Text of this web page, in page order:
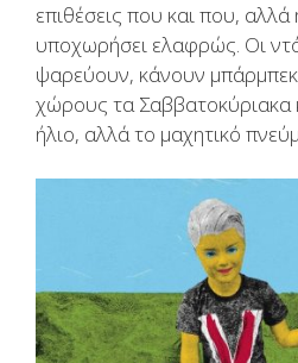
επιθέσεις που και που, αλλά
υποχωρήσει ελαφρώς. Οι
ψαρεύουν, κάνουν
χώρους τα Σαββατοκύριακα
ήλιο, αλλά το μαχητικό